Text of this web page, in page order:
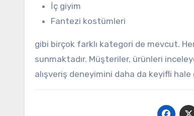
İç giyim
Fantezi kostümleri
gibi birçok farklı kategori de mevcut.
sunmaktadır. Müşteriler, ürünleri
alışveriş deneyimini daha da keyifli